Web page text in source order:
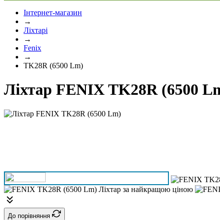
Інтернет-магазин
→
Ліхтарі
→
Fenix
→
TK28R (6500 Lm)
Ліхтар FENIX TK28R (6500
До порівняння